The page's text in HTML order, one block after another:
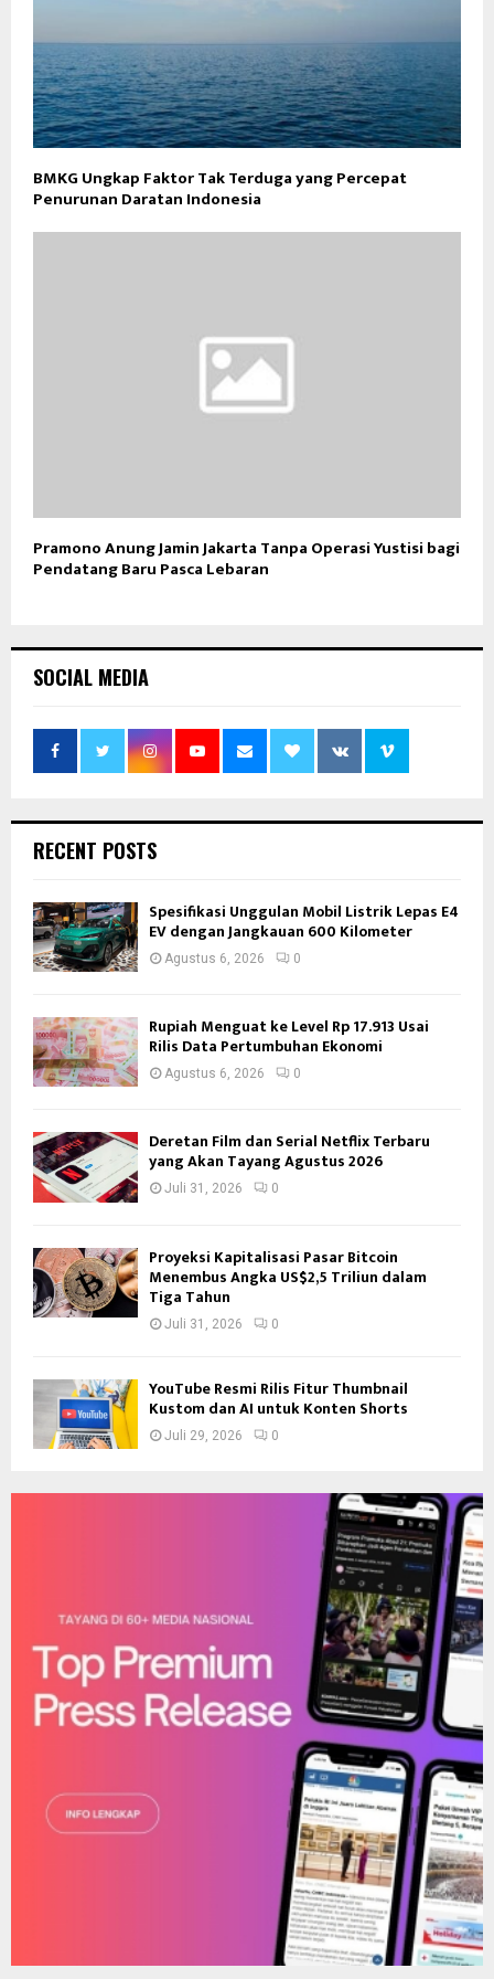
BMKG Ungkap Faktor Tak Terduga yang Percepat
Penurunan Daratan Indonesia
Pramono Anung Jamin Jakarta Tanpa Operasi Yustisi bagi
Pendatang Baru Pasca Lebaran
SOCIAL MEDIA
RECENT POSTS
Spesifikasi Unggulan Mobil Listrik Lepas E4
EV dengan Jangkauan 600 Kilometer
Agustus 6, 2026 0
Rupiah Menguat ke Level Rp 17.913 Usai
Rilis Data Pertumbuhan Ekonomi
Agustus 6, 2026 0
Deretan Film dan Serial Netflix Terbaru
yang Akan Tayang Agustus 2026
Juli 31, 2026 0
Proyeksi Kapitalisasi Pasar Bitcoin
Menembus Angka US$2,5 Triliun dalam
Tiga Tahun
Juli 31, 2026 0
YouTube Resmi Rilis Fitur Thumbnail
Kustom dan AI untuk Konten Shorts
Juli 29, 2026 0